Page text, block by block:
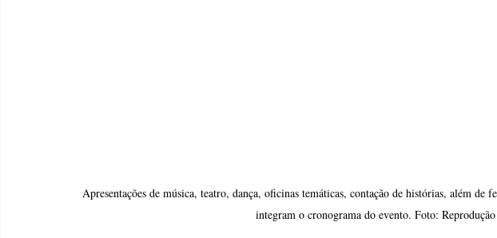
Apresentações de música, teatro, dança, oficinas temáticas, contação de histórias, além de
integram o cronograma do evento. Foto: Reprodução